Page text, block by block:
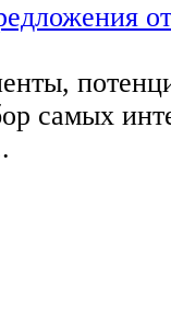
самых